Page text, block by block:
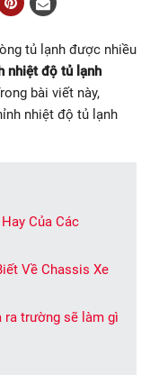
tủ lạnh được nhiều
nhiệt độ tủ lạnh
bài viết này,
nhiệt độ tủ lạnh
Của Các
Về Chassis Xe
ra trường sẽ làm gì